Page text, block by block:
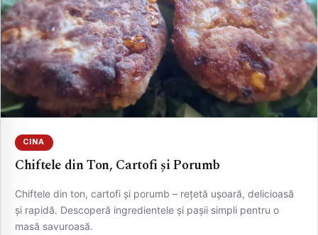
CINA
Chiftele din Ton, Cartofi și Porumb
Chiftele din ton, cartofi și porumb – rețetă ușoară, delicioasă
și rapidă. Descoperă ingredientele și pașii simpli pentru o
masă savuroasă.